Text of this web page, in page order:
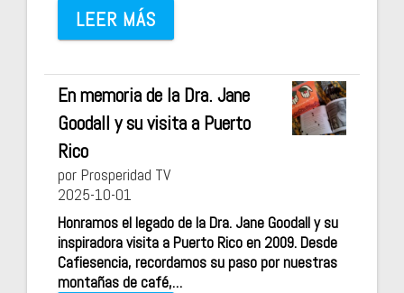
LEER MÁS
En memoria de la Dra. Jane
Goodall y su visita a Puerto
Rico
por Prosperidad TV
2025-10-01
Honramos el legado de la Dra. Jane Goodall y su
inspiradora visita a Puerto Rico en 2009. Desde
Cafiesencia, recordamos su paso por nuestras
montañas de café,…